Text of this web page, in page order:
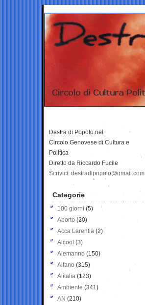
Destra di Popolo.net
Circolo Genovese di Cultura e
Politica
Diretto da Riccardo Fucile
Scrivici: destradipopolo@gmail.com
Categorie
100 giorni (5)
Aborto (20)
Acca Larentia (2)
Alcool (3)
Alemanno (150)
Alfano (315)
Alitalia (123)
Ambiente (341)
AN (210)